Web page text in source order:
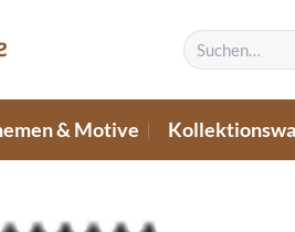
Suchen
nach:
& Motive